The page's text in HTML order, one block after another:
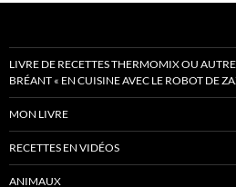
LIVRE DE RECETTES THERMOMIX OU
BRÉANT « EN CUISINE AVEC LE ROBOT DE
MON LIVRE
RECETTES EN VIDÉOS
ANIMAUX